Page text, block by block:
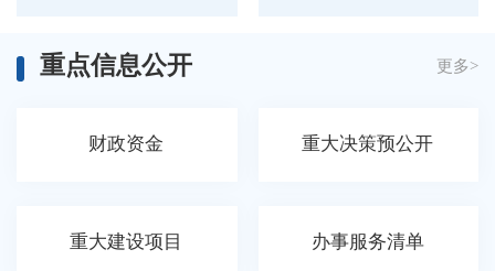
重点信息公开 更多>
财政资金 重大决策预公开
重大建设项目 办事服务清单